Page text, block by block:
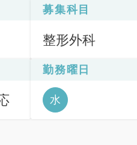
募集科目
整形外科
勤務曜日
水